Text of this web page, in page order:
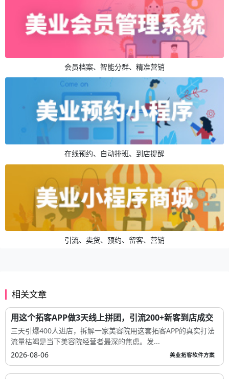
会员档案、智能分群、精准营销
在线预约、自动排班、到店提醒
引流、卖货、预约、留客、营销
相关文章
用这个拓客APP做3天线上拼团，引流200+新客到店成交
三天引爆400人进店，拆解一家美容院用这套拓客APP的真实打法
流量枯竭是当下美容院经营者最深的焦虑。发...
2026-08-06
美业拓客软件方案